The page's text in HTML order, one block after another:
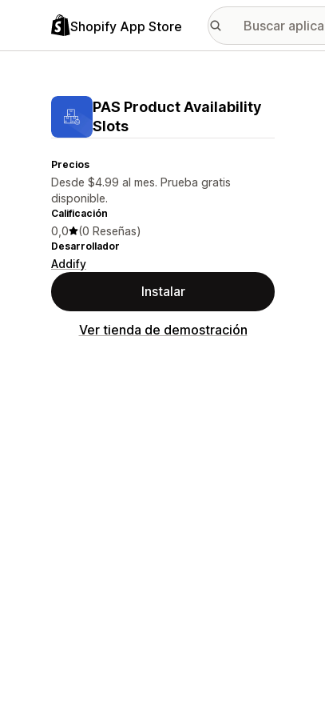
Shopify App Store
PAS Product Availability
Slots
Precios
Desde $4.99 al mes. Prueba gratis
disponible.
Calificación
0,0 (0 Reseñas)
Desarrollador
Addify
Instalar
Ver tienda de demostración